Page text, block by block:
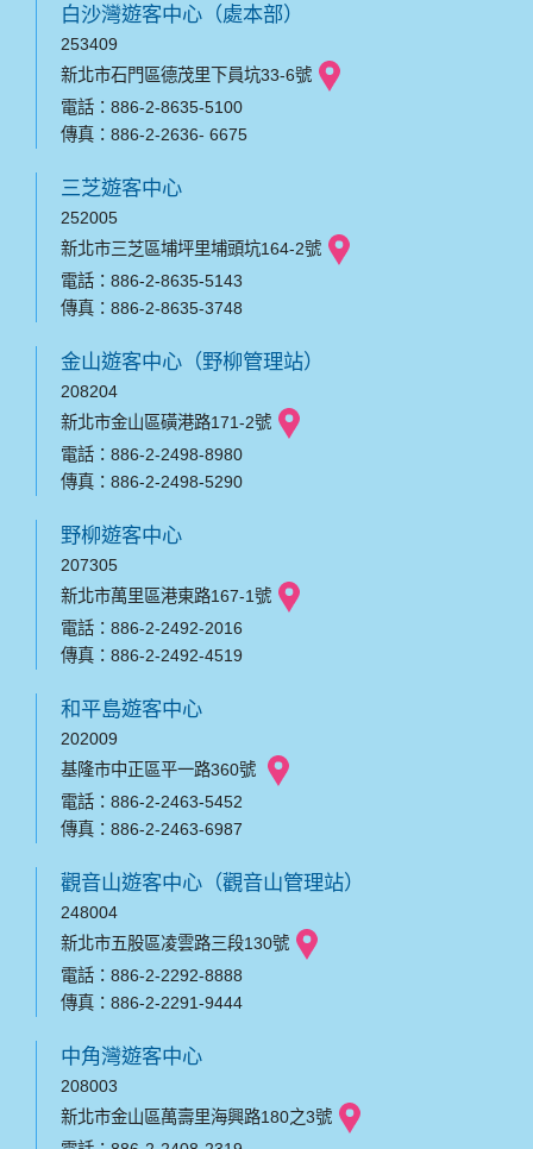
白沙灣遊客中心（處本部）
253409
新北市石門區德茂里下員坑33-6號
電話：886-2-8635-5100
傳真：886-2-2636- 6675
三芝遊客中心
252005
新北市三芝區埔坪里埔頭坑164-2號
電話：886-2-8635-5143
傳真：886-2-8635-3748
金山遊客中心（野柳管理站）
208204
新北市金山區磺港路171-2號
電話：886-2-2498-8980
傳真：886-2-2498-5290
野柳遊客中心
207305
新北市萬里區港東路167-1號
電話：886-2-2492-2016
傳真：886-2-2492-4519
和平島遊客中心
202009
基隆市中正區平一路360號
電話：886-2-2463-5452
傳真：886-2-2463-6987
觀音山遊客中心（觀音山管理站）
248004
新北市五股區凌雲路三段130號
電話：886-2-2292-8888
傳真：886-2-2291-9444
中角灣遊客中心
208003
新北市金山區萬壽里海興路180之3號